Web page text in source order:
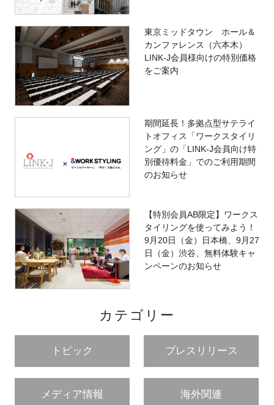
東京ミッドタウン ホール＆
カンファレンス（六本木）
LINK-J会員様向けの特別価格
をご案内
期間延長！多拠点型サテライ
トオフィス「ワークスタイリ
ング」の「LINK-J会員向け特
別優待料金」でのご利用期間
のお知らせ
【特別会員AB限定】ワークス
タイリングを使ってみよう！
9月20日（金）日本橋、9月27
日（金）渋谷、無料体験キャ
ンペーンのお知らせ
カテゴリー
トピック プレスリリース
メディア情報 海外関連